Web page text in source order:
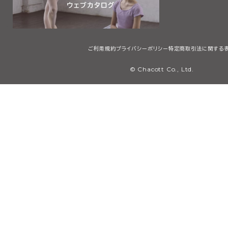
ご利用規約プライバシーポリシー 特定商取引法に関する
© Chacott Co., Ltd.